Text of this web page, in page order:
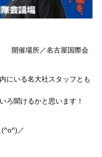
開催場所／名古屋国際会
にいる名大社スタッフとも
ろ聞けるかと思います！
／